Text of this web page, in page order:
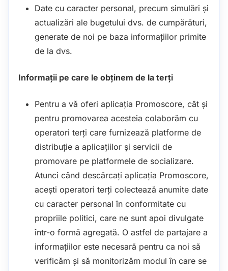
Date cu caracter personal, precum simulări și
actualizări ale bugetului dvs. de cumpărături,
generate de noi pe baza informațiilor primite
de la dvs.
Informații pe care le obținem de la terți
Pentru a vă oferi aplicația Promoscore, cât și
pentru promovarea acesteia colaborăm cu
operatori terți care furnizează platforme de
distribuție a aplicațiilor și servicii de
promovare pe platformele de socializare.
Atunci când descărcați aplicația Promoscore,
acești operatori terți colectează anumite date
cu caracter personal în conformitate cu
propriile politici, care ne sunt apoi divulgate
într-o formă agregată. O astfel de partajare a
informațiilor este necesară pentru ca noi să
verificăm și să monitorizăm modul în care se